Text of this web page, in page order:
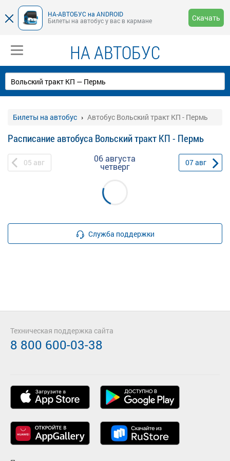
НА-АВТОБУС на ANDROID
Билеты на автобус у вас в кармане
Скачать
НА АВТОБУС
Билеты на автобус Автобус Вольский тракт КП - Пермь
Расписание автобуса Вольский тракт КП - Пермь
05 авг 06 августа
четверг 07авг
Служба поддержки
Техническая поддержка сайта
8 800 600-03-38